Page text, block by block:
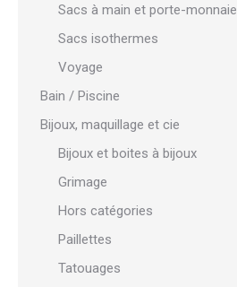
Sacs à main et porte-monnaie
Sacs isothermes
Voyage
Bain / Piscine
Bijoux, maquillage et cie
Bijoux et boites à bijoux
Grimage
Hors catégories
Paillettes
Tatouages